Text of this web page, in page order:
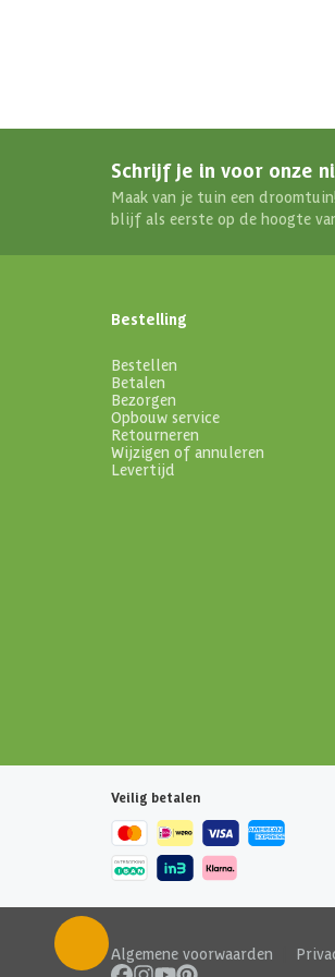
Schrijf je in voor onze
Maak van je tuin een
blijf als eerste op de hoogte
Bestelling
Bestellen
Betalen
Bezorgen
Opbouw service
Retourneren
Wijzigen of annuleren
Levertijd
Veilig betalen
Algemene voorwaarden